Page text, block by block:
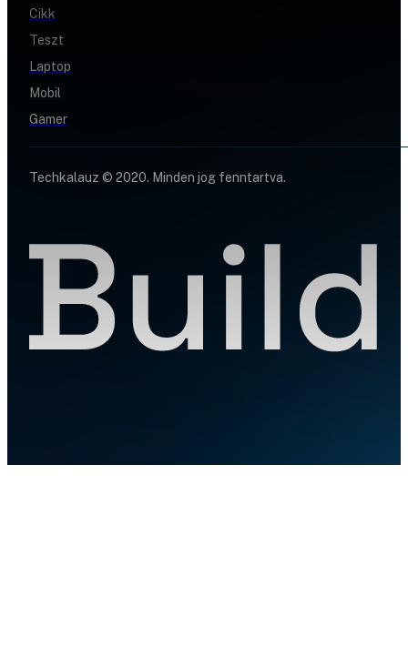
Cikk
Teszt
Laptop
Mobil
Gamer
Techkalauz © 2020. Minden jog fenntartva.